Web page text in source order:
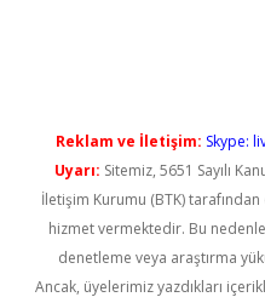
Reklam ve İletişim: Skype:
Uyarı: Sitemiz, 5651 Sayılı
İletişim Kurumu (BTK)
hizmet vermektedir. Bu
denetleme veya araştırma
Ancak, üyelerimiz yazdıkları